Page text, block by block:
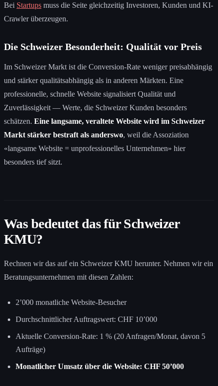
Bei Startups muss die Seite gleichzeitig Investoren, Kunden und KI-
Crawler überzeugen.
Die Schweizer Besonderheit: Qualität vor Preis
Im Schweizer Markt ist die Conversion-Rate weniger preisabhängig
und stärker qualitätsabhängig als in anderen Märkten. Eine
professionelle, schnelle Website signalisiert Qualität und
Zuverlässigkeit — Werte, die Schweizer Kunden besonders
schätzen. Eine langsame, veraltete Website wird im Schweizer
Markt stärker bestraft als anderswo, weil die Assoziation
«langsame Website = unprofessionelles Unternehmen» hier
besonders tief sitzt.
Was bedeutet das für Schweizer
KMU?
Rechnen wir das auf ein Schweizer KMU herunter. Nehmen wir ein
Beratungsunternehmen mit diesen Zahlen:
2’000 monatliche Website-Besucher
Durchschnittlicher Auftragswert: CHF 10’000
Aktuelle Conversion-Rate: 1 % (20 Anfragen/Monat, davon 5
Aufträge)
Monatlicher Umsatz über die Website: CHF 50’000